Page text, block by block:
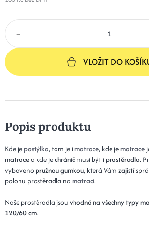
–
VLOŽIT DO
Popis produktu
Kde jepostýlka, tam je imatrace, kde jematrace
matracea kde jechránič musí být iprostěradlo.
vybaveno pružnou gumkou, která Vám zajistí
polohu prostěradla na matraci.
Naše prostěradla jsou vhodná na všechny typy
120/60 cm.